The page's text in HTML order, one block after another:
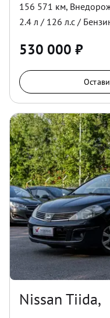
156 571 км,
2.4 л / 126 л.с /
530 000 ₽
Nissan Tiida,